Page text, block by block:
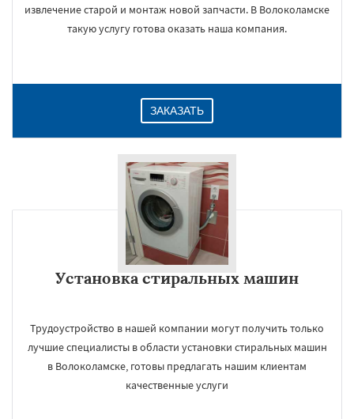
извлечение старой и монтаж новой запчасти. В Волоколамске
такую услугу готова оказать наша компания.
ЗАКАЗАТЬ
Установка стиральных машин
Трудоустройство в нашей компании могут получить только
лучшие специалисты в области установки стиральных машин
в Волоколамске, готовы предлагать нашим клиентам
качественные услуги